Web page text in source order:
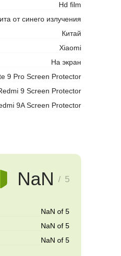
Hd film
от синего излучения
Китай
Xiaomi
На экран
9 Pro Screen Protector
9 Screen Protector
9A Screen Protector
NaN / 5
NaN of 5
NaN of 5
NaN of 5